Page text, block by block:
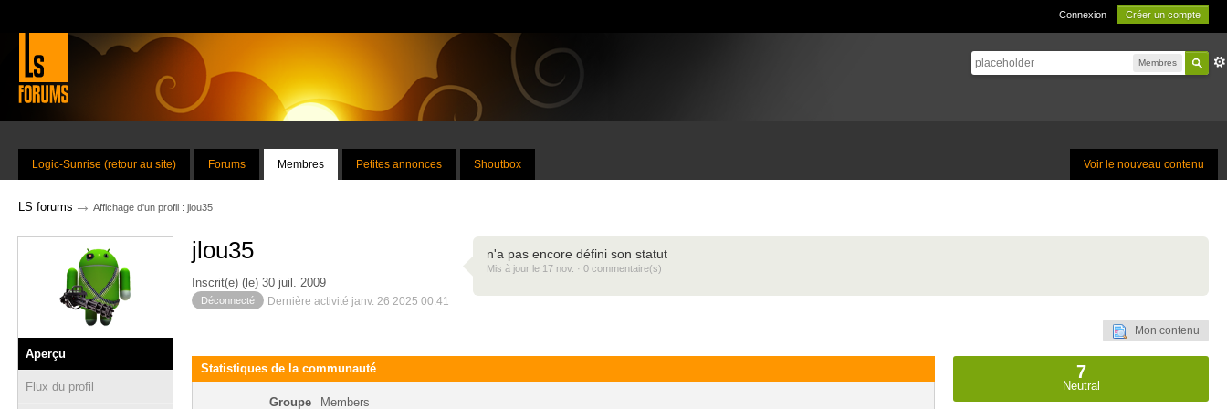
Connexion Créer un compte
Membres
Voir le nouveau contenu
Logic-Sunrise (retour au site) Forums Membres Petites annonces Shoutbox
LS forums → Affichage d'un profil : jlou35
Aperçu
Flux du profil
jlou35
Inscrit(e) (le) 30 juil. 2009
Déconnecté Dernière activité janv. 26 2025 00:41
n'a pas encore défini son statut
Mis à jour le 17 nov. · 0 commentaire(s)
Mon contenu
Statistiques de la communauté
Groupe Members
7
Neutral